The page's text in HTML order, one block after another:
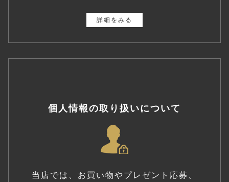
詳細をみる
個人情報の取り扱いについて
当店では、お買い物やプレゼント応募、